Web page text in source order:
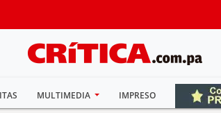
MULTIMEDIA IMPRESO